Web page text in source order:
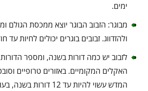
ימים.
מבוגר: הזבוב הבוגר יוצא ממכסת הגולם
ולהזדווג. זבובים בוגרים יכולים לחיות עד
לזבוב יש כמה דורות בשנה, ומספר הדורות
האקלים המקומיים. באזורים טרופיים
המדש עשוי להיות עד 12